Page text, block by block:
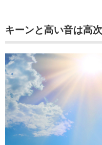
キーンと高い音は高